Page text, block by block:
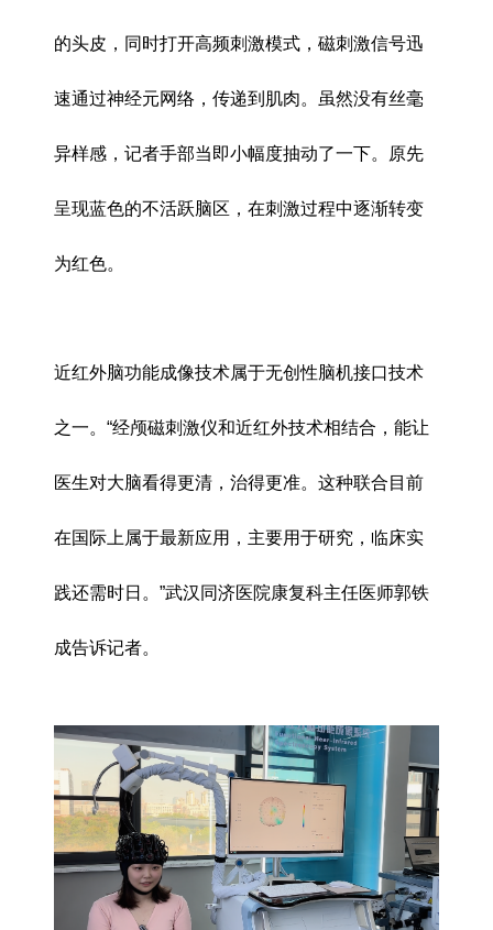
的头皮，同时打开高频刺激模式，磁刺激信号迅
速通过神经元网络，传递到肌肉。虽然没有丝毫
异样感，记者手部当即小幅度抽动了一下。原先
呈现蓝色的不活跃脑区，在刺激过程中逐渐转变
为红色。
近红外脑功能成像技术属于无创性脑机接口技术
之一。“经颅磁刺激仪和近红外技术相结合，能让
医生对大脑看得更清，治得更准。这种联合目前
在国际上属于最新应用，主要用于研究，临床实
践还需时日。”武汉同济医院康复科主任医师郭铁
成告诉记者。